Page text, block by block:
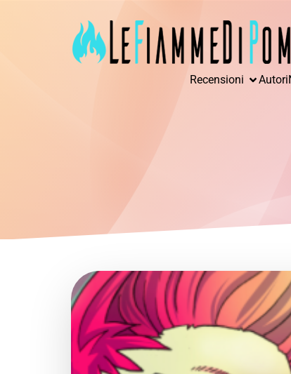
Recensioni Autori